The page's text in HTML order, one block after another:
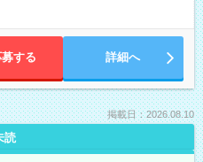
募する 詳細へ
掲載日：2026.08.10
読